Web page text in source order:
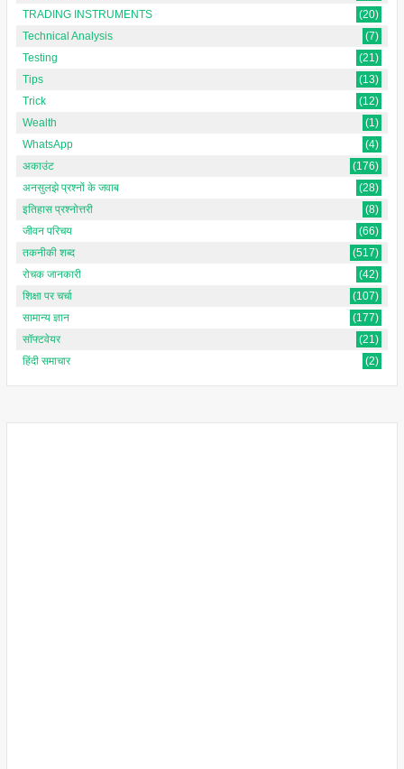
TRADING INSTRUMENTS
(20)
Technical Analysis
(7)
Testing
(21)
Tips
(13)
Trick
(12)
Wealth
(1)
WhatsApp
(4)
अकाउंट
(176)
अनसुलझे प्रश्नों के जवाब
(28)
इतिहास प्रश्नोत्तरी
(8)
जीवन परिचय
(66)
तकनीकी शब्द
(517)
रोचक जानकारी
(42)
शिक्षा पर चर्चा
(107)
सामान्य ज्ञान
(177)
सॉफ्टवेयर
(21)
हिंदी समाचार
(2)